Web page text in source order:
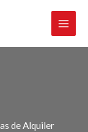
de Alquiler